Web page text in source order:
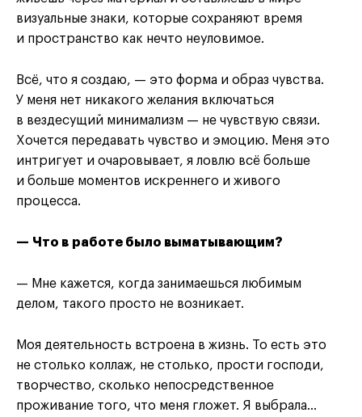
визуальные знаки, которые сохраняют время
и пространство как нечто неуловимое.
Всё, что я создаю, — это форма и образ чувства.
У меня нет никакого желания включаться
в вездесущий минимализм — не чувствую связи.
Хочется передавать чувство и эмоцию. Меня это
интригует и очаровывает, я ловлю всё больше
и больше моментов искреннего и живого
процесса.
— Что в работе было выматывающим?
— Мне кажется, когда занимаешься любимым
делом, такого просто не возникает.
Моя деятельность встроена в жизнь. То есть это
не столько коллаж, не столько, прости господи,
творчество, сколько непосредственное
проживание того, что меня гложет. Я выбрала…